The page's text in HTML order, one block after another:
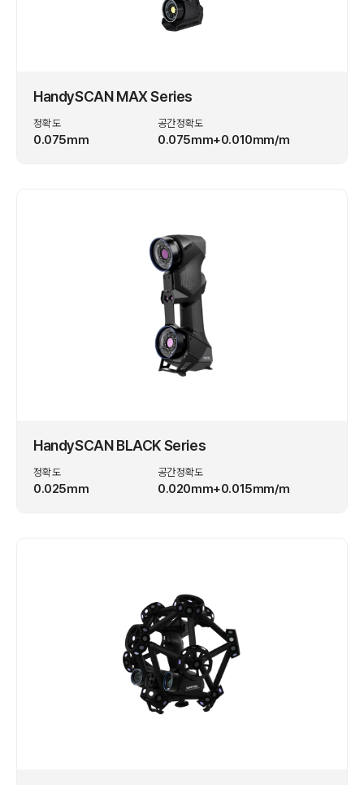
HandySCAN MAX Series
정확도
0.075mm
공간정확도
0.075mm+0.010mm/m
HandySCAN BLACK Series
정확도
0.025mm
공간정확도
0.020mm+0.015mm/m